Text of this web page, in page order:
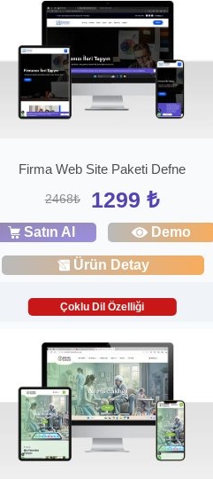
Firma Web Site Paketi Defne
2468₺ 1299 ₺
Satın Al Demo
Ürün Detay
Çoklu Dil Özelliği